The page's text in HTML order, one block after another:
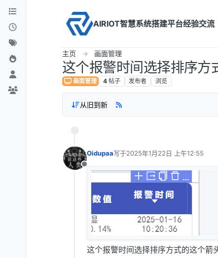
Skip to content
AIRIOT智慧系统搭建平台经验交流
主页 画面管理
这个报警时间选择排序方
画面管理 4 帖子 发布者 浏览
从旧到新
离线
Oidupaa写于2025年1月22日 上午12:55
最后由 编辑
这个报警时间选择排序方式的这个箭